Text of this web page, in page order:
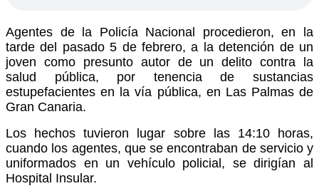
Agentes de la Policía Nacional procedieron, en la
tarde del pasado5 de febrero, a la detención de un
joven como presunto autor de undelito contra la
salud pública, por tenencia de sustancias
estupefacientes en la vía pública, en Las Palmas de
Gran Canaria.
Los hechos tuvieron lugar sobre las 14:10 horas,
cuando los agentes, que se encontraban de servicio y
uniformados en un vehículo policial, se dirigían al
Hospital Insular.